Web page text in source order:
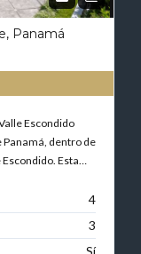
Panamá
Escondido
Panamá, dentro de
Esta…
4
3